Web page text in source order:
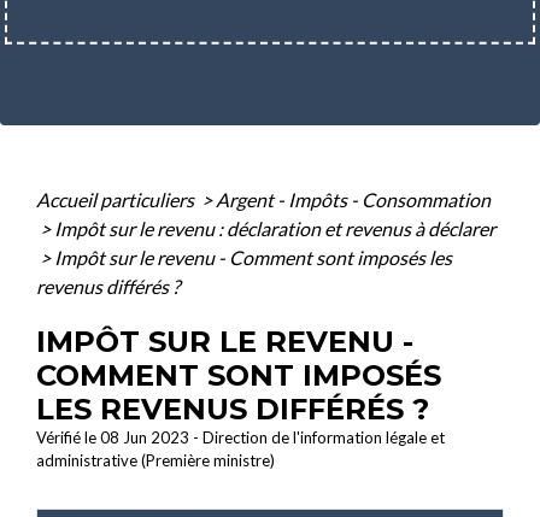
Accueil particuliers > Argent - Impôts - Consommation
> Impôt sur le revenu : déclaration et revenus à déclarer
> Impôt sur le revenu - Comment sont imposés les
revenus différés ?
IMPÔT SUR LE REVENU -
COMMENT SONT IMPOSÉS
LES REVENUS DIFFÉRÉS ?
Vérifié le 08 Jun 2023 - Direction de l'information légale et
administrative (Première ministre)